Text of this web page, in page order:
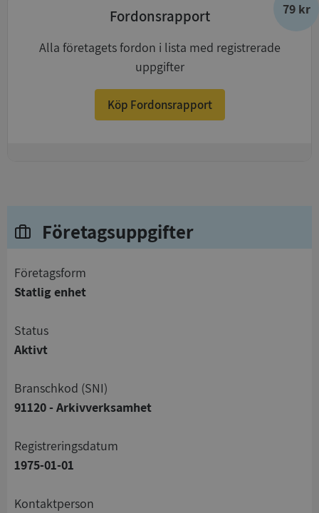
79 kr
Fordonsrapport
Alla företagets fordon i lista med registrerade
uppgifter
Köp Fordonsrapport
Företagsuppgifter
företagsform
Statlig enhet
status
Aktivt
branschkod (SNI)
91120 - Arkivverksamhet
registreringsdatum
1975-01-01
Kontaktperson